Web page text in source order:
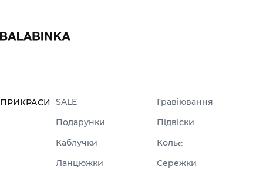
ПРИКРАСИ SALE
Гравіювання
Подарунки
Підвіски
Каблучки
Кольє
Ланцюжки
Сережки